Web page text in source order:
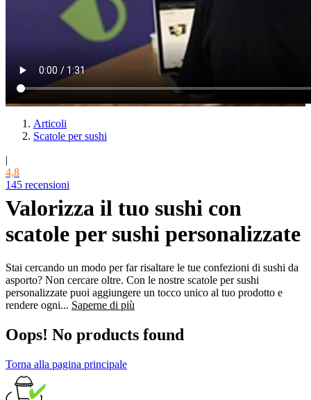
Articoli
Scatole per sushi
|
4,8
145 recensioni
Valorizza il tuo sushi con
scatole per sushi personalizzate
Stai cercando un modo per far risaltare le tue confezioni di sushi da
asporto? Non cercare oltre. Con le nostre scatole per sushi
personalizzate puoi aggiungere un tocco unico al tuo prodotto e
rendere ogni... Saperne di più
Oops! No products found
Torna alla pagina principale